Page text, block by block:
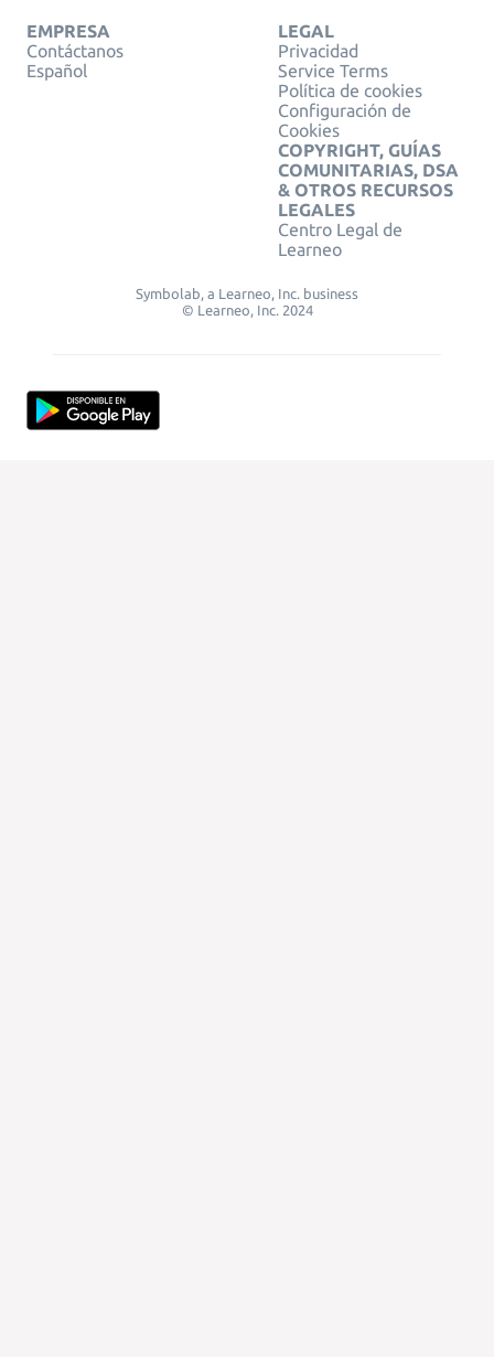
EMPRESA
Contáctanos
Español
LEGAL
Privacidad
Service Terms
Política de cookies
Configuración de
Cookies
COPYRIGHT, GUÍAS
COMUNITARIAS, DSA
& OTROS RECURSOS
LEGALES
Centro Legal de
Learneo
Symbolab, a Learneo, Inc. business
© Learneo, Inc. 2024